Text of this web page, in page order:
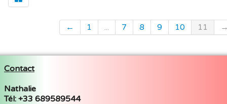
← 1 ... 7 8 9 10 11
Contact
Nathalie
Tél: +33 689589544